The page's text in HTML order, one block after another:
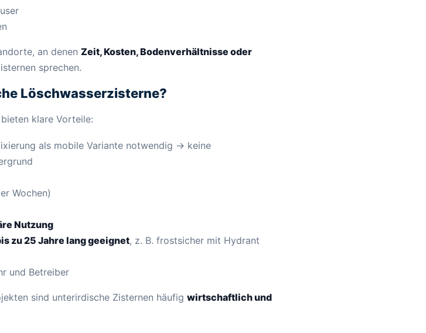
an denen Zeit, Kosten, Bodenverhältnisse oder
sprechen.
Löschwasserzisterne?
klare Vorteile:
als mobile Variante notwendig → keine
Wochen)
Nutzung
zu 25 Jahre lang geeignet, z. B. frostsicher mit Hydrant
und Betreiber
sind unterirdische Zisternen häufig wirtschaftlich und